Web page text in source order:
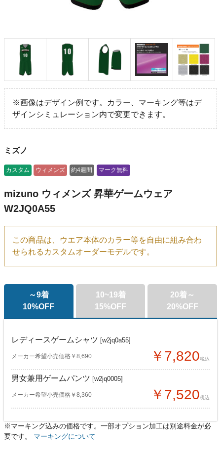
※画像はデザイン例です。カラー、マーキング等はデ
ザインシミュレーション内で変更できます。
ミズノ
カスタム ウィメンズ 約4週間 マーク無料
mizuno ウィメンズ 昇華ゲームウェア
W2JQ0A55
この商品は、ウエア本体のカラー等を自由に組み合わ
せられるカスタムオーダーモデルです。
～9着
10%OFF
レディースゲームシャツ [w2jq0a55]
メーカー希望小売価格￥8,690 ￥7,820税込
男女兼用ゲームパンツ [w2jq0005]
メーカー希望小売価格￥8,360 ￥7,520税込
10~19着
15%OFF
レディースゲームシャツ[w2jq0a55]
20着～
20%OFF
レディースゲームシャツ[w2jq0a55]
※マーキング込みの価格です。一部オプション加工は別途料金が必
要です。 マーキングについて